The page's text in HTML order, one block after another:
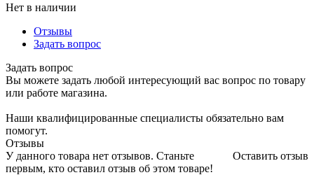
Нет в наличии
Отзывы
Задать вопрос
Задать вопрос
Вы можете задать любой интересующий вас вопрос по товару
или работе магазина.
Наши квалифицированные специалисты обязательно вам
помогут.
Отзывы
Оставить отзыв
У данного товара нет отзывов. Станьте
первым, кто оставил отзыв об этом товаре!